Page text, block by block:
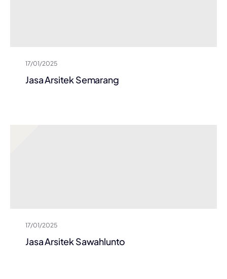
17/01/2025
Jasa Arsitek Semarang
17/01/2025
Jasa Arsitek Sawahlunto